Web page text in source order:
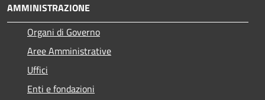
AMMINISTRAZIONE
Organi di Governo
Aree Amministrative
Uffici
Enti e fondazioni